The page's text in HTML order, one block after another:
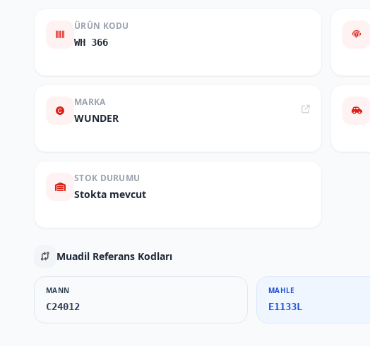
ÜRÜN KODU
WH 366
MARKA
WUNDER
STOK DURUMU
Stokta mevcut
Muadil Referans Kodları
MANN
C24012
MAHLE
E1133L